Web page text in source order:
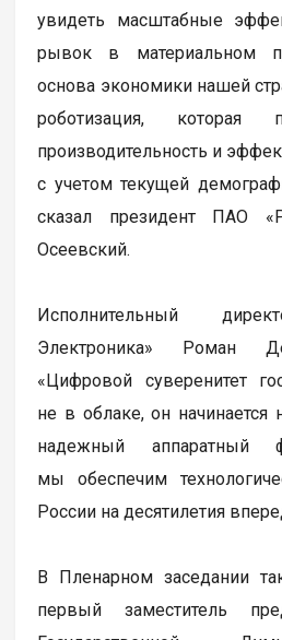
увидеть масштабные
рывок в материальном
основа экономики нашей
роботизация, которая
производительность и
с учетом текущей
сказал президент ПАО
Осеевский.
Исполнительный
Электроника» Роман
«Цифровой суверенитет
не в облаке, он начинается
надежный аппаратный
мы обеспечим
России на десятилетия
В Пленарном заседании
первый заместитель